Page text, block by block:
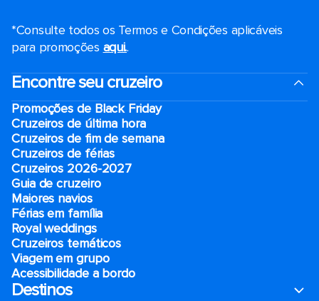
*Consulte todos os Termos e Condições aplicáveis ​​
para promoções aqui..
Encontre seu cruzeiro
Promoções de Black Friday
Cruzeiros de última hora
Cruzeiros de fim de semana
Cruzeiros de férias
Cruzeiros 2026-2027
Guia de cruzeiro
Maiores navios
Férias em família
Royal weddings
Cruzeiros temáticos
Viagem em grupo
Acessibilidade a bordo
Destinos